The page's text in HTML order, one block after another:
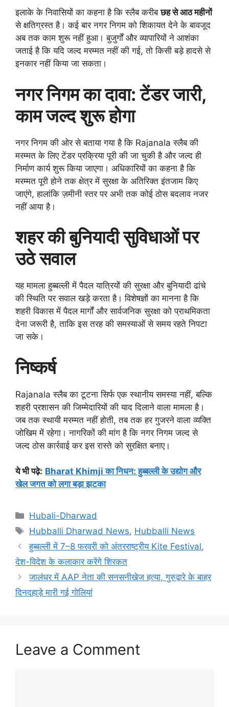
इलाके के निवासियों का कहना है कि स्लैब करीबछह से आठ महीनों
से क्षतिग्रस्त है। कई बार नगर निगम को शिकायत देने के बावजूद
अब तक काम शुरू नहीं हुआ। बुजुर्गों और व्यापारियों ने आशंका
जताई है कि यदि जल्द मरम्मत नहीं की गई, तो किसी बड़े हादसे से
इनकार नहीं किया जा सकता।
नगर निगम का दावा: टेंडर जारी,
काम जल्द शुरू होगा
नगर निगम की ओर से बताया गया है कि Rajanala स्लैब की
मरम्मत के लिए टेंडर प्रक्रिया पूरी की जा चुकी है और जल्द ही
निर्माण कार्य शुरू किया जाएगा। अधिकारियों का कहना है कि
मरम्मत पूरी होने तक क्षेत्र में सुरक्षा के अतिरिक्त इंतजाम किए
जाएंगे, हालांकि ज़मीनी स्तर पर अभी तक कोई ठोस बदलाव नजर
नहीं आया है।
शहर की बुनियादी सुविधाओं पर
उठे सवाल
यह मामला हुब्बल्ली में पैदल यात्रियों की सुरक्षा और बुनियादी ढांचे
की स्थिति पर सवाल खड़े करता है। विशेषज्ञों का मानना है कि
शहरी विकास में पैदल मार्गों और सार्वजनिक सुरक्षा को प्राथमिकता
देना जरूरी है, ताकि इस तरह की समस्याओं से समय रहते निपटा
जा सके।
निष्कर्ष
Rajanala स्लैब का टूटना सिर्फ एक स्थानीय समस्या नहीं, बल्कि
शहरी प्रशासन की जिम्मेदारियों की याद दिलाने वाला मामला है।
जब तक स्थायी मरम्मत नहीं होती, तब तक हर गुजरने वाला व्यक्ति
जोखिम में रहेगा। नागरिकों की मांग है कि नगर निगम जल्द से
जल्द ठोस कार्रवाई कर इस रास्ते को सुरक्षित बनाए।
ये भी पढ़े: Bharat Khimji का निधन: हुब्बल्ली के उद्योग और
खेल जगत को लगा बड़ा झटका
Categories
Hubali-Dharwad
Tags
Hubballi Dharwad News, Hubballi News
हुब्बल्ली में 7–8 फरवरी को अंतरराष्ट्रीय Kite Festival,
देश-विदेश के कलाकार करेंगे शिरकत
जालंधर में AAP नेता की सनसनीखेज हत्या, गुरुद्वारे के बाहर
दिनदहाड़े मारी गई गोलियां
Leave a Comment